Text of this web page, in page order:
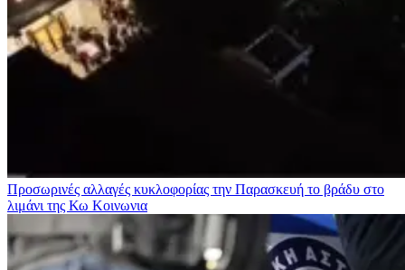
Προσωρινές αλλαγές κυκλοφορίας την Παρασκευή το βράδυ στο
λιμάνι της Κω Κοινωνια